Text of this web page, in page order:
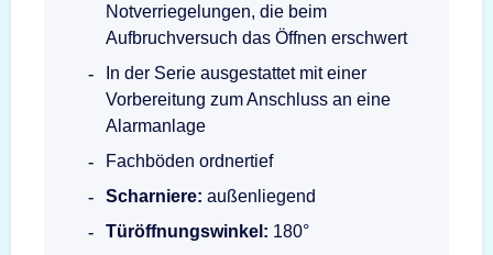
Notverriegelungen, die beim
Aufbruchversuch das Öffnen erschwert
In der Serie ausgestattet mit einer
Vorbereitung zum Anschluss an eine
Alarmanlage
Fachböden ordnertief
Scharniere: außenliegend
Türöffnungswinkel: 180°